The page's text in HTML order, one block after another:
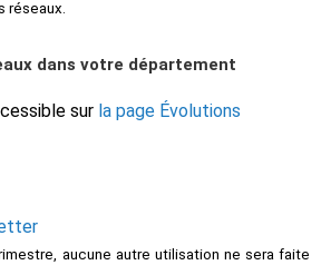
réseaux.
dans votre département
sur la page Évolutions
aucune autre utilisation ne sera faite